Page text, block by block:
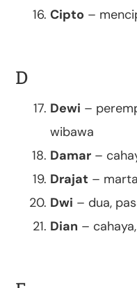
Cipto –
D
Dewi –
wibawa
Damar –
Drajat –
Dwi – dua,
Dian –